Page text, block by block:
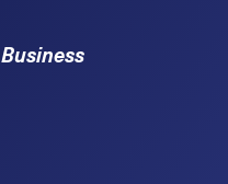
Business